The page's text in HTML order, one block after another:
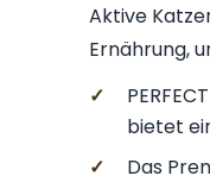
Aktive
Ernährung,
✓
bietet
✓
Das